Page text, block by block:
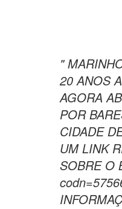
"
20 ANOS
AGORA
POR
CIDADE
UM LINK
SOBRE O